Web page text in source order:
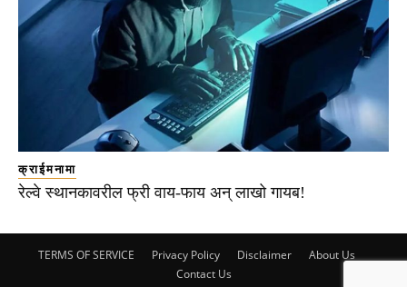
क्राईमनामा
रेल्वे स्थानकावरील फ्री वाय-फाय अन् लाखो गायब!
TERMS OF SERVICE Privacy Policy Disclaimer
About Us
Contact Us